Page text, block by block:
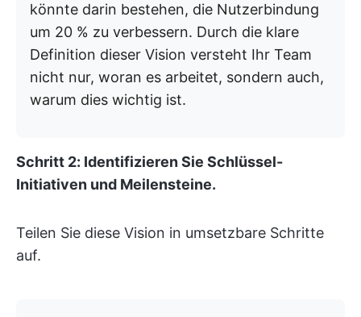
könnte darin bestehen, die Nutzerbindung
um 20 % zu verbessern. Durch die klare
Definition dieser Vision versteht Ihr Team
nicht nur, woran es arbeitet, sondern auch,
warum dies wichtig ist.
Schritt 2: Identifizieren Sie Schlüssel-
Initiativen und Meilensteine.
Teilen Sie diese Vision in umsetzbare Schritte
auf.